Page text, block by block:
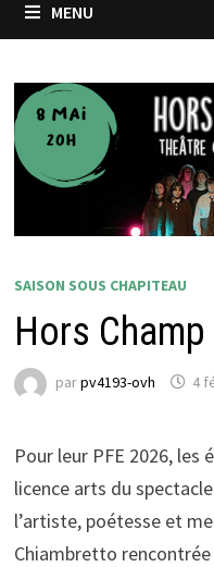
MENU
SAISON SOUS CHAPITEAU
Hors
parpv4193-ovh 4
Pour leur PFE 2026,
licence arts du
l’artiste, poétesse et
Chiambretto